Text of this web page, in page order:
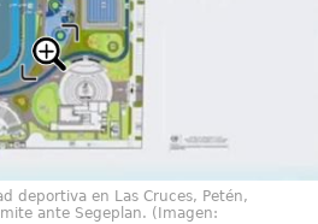
deportiva en Las Cruces, Petén,
ante Segeplan. (Imagen: